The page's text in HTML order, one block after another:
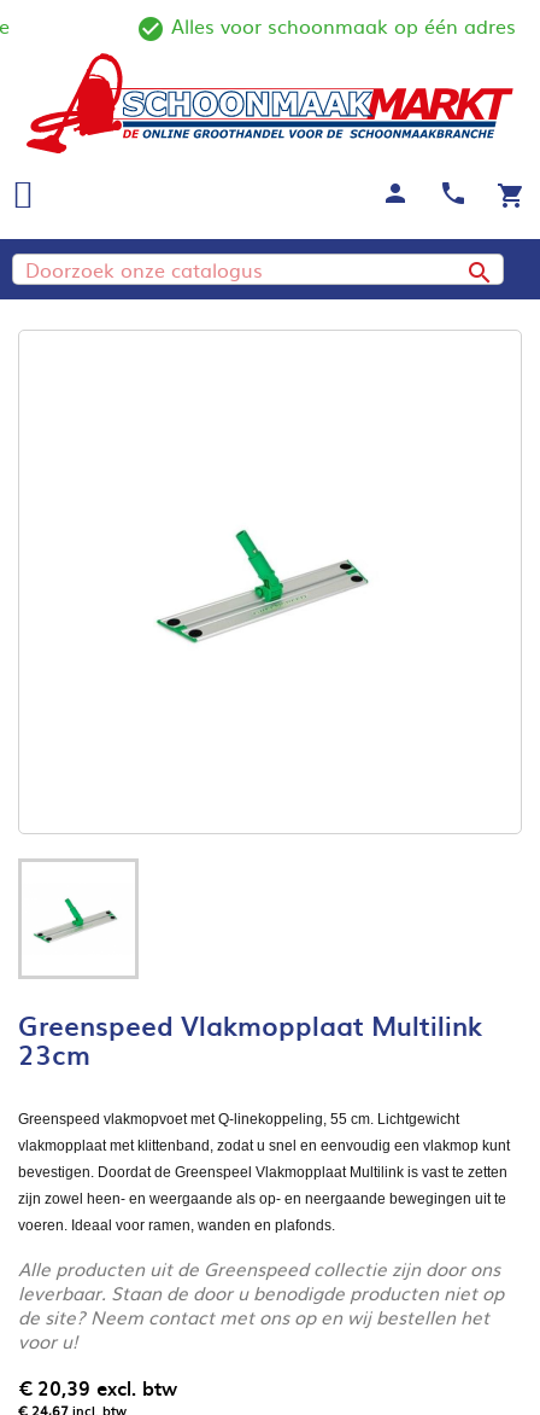
check_circle_outline
Alles voor schoonmaak op één adres
shopping_cart
call
person

Greenspeed Vlakmopplaat Multilink
23cm
Greenspeed vlakmopvoet met Q-linekoppeling, 55 cm. Lichtgewicht
vlakmopplaat met klittenband, zodat u snel en eenvoudig een vlakmop kunt
bevestigen. Doordat de Greenspeel Vlakmopplaat Multilink is vast te zetten
zijn zowel heen- en weergaande als op- en neergaande bewegingen uit te
voeren. Ideaal voor ramen, wanden en plafonds.
Alle producten uit de Greenspeed collectie zijn door ons
leverbaar. Staan de door u benodigde producten niet op
de site? Neem contact met ons op en wij bestellen het
voor u!
€ 20,39 excl. btw
€ 24,67